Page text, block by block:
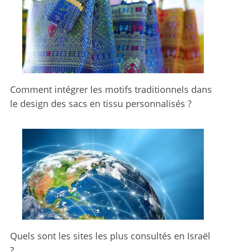
Comment intégrer les motifs traditionnels dans
le design des sacs en tissu personnalisés ?
Quels sont les sites les plus consultés en Israël